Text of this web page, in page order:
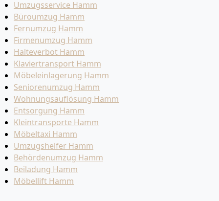
Umzugsservice Hamm
Büroumzug Hamm
Fernumzug Hamm
Firmenumzug Hamm
Halteverbot Hamm
Klaviertransport Hamm
Möbeleinlagerung Hamm
Seniorenumzug Hamm
Wohnungsauflösung Hamm
Entsorgung Hamm
Kleintransporte Hamm
Möbeltaxi Hamm
Umzugshelfer Hamm
Behördenumzug Hamm
Beiladung Hamm
Möbellift Hamm